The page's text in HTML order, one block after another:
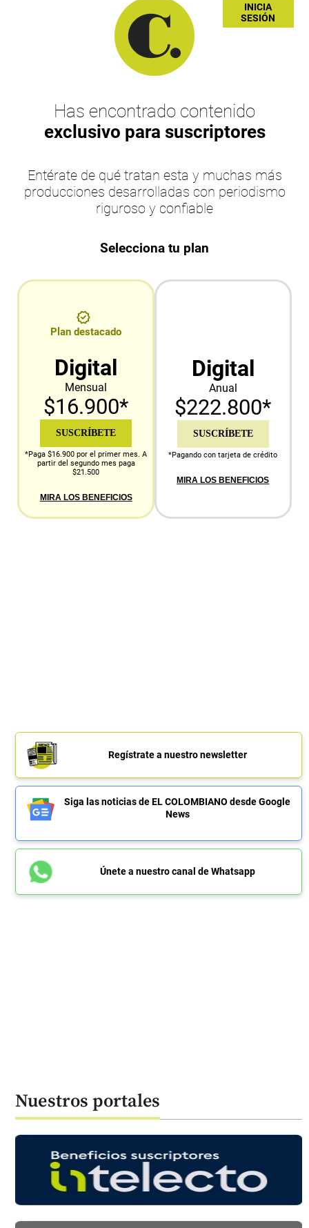
INICIA
SESIÓN
Has encontrado contenido
exclusivo para suscriptores
Entérate de qué tratan esta y muchas más
producciones desarrolladas con periodismo
riguroso y confiable
Selecciona tu plan
Plan destacado
Digital
Mensual
$16.900*
SUSCRÍBETE
*Paga $16.900 por el primer mes. A
partir del segundo mes paga
$21.500
MIRA LOS BENEFICIOS
Digital
Anual
$222.800*
SUSCRÍBETE
*Pagando con tarjeta de crédito
MIRA LOS BENEFICIOS
Regístrate a nuestro newsletter
Siga las noticias de EL COLOMBIANO desde Google
News
Únete a nuestro canal de Whatsapp
Nuestros portales